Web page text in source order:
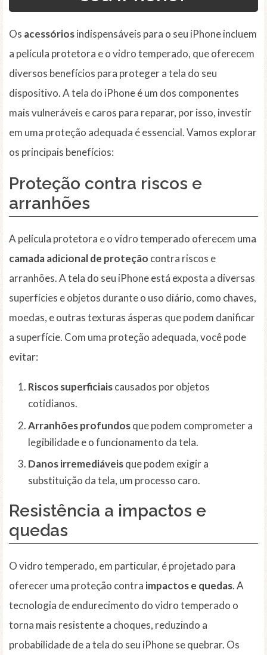
Os acessóriosindispensáveis para o seu iPhone incluem
a película protetora e o vidro temperado, que oferecem
diversos benefícios para proteger a tela do seu
dispositivo. A tela do iPhone é um dos componentes
mais vulneráveis e caros para reparar, por isso, investir
em uma proteção adequada é essencial. Vamos explorar
os principais benefícios:
Proteção contra riscos e
arranhões
A película protetora e o vidro temperado oferecem uma
camada adicional de proteção contra riscos e
arranhões. A tela do seu iPhone está exposta a diversas
superfícies e objetos durante o uso diário, como chaves,
moedas, e outras texturas ásperas que podem danificar
a superfície. Com uma proteção adequada, você pode
evitar:
Riscos superficiaiscausados por objetos
cotidianos.
Arranhões profundosque podem comprometer a
legibilidade e o funcionamento da tela.
Danos irremediáveisque podem exigir a
substituição da tela, um processo caro.
Resistência a impactos e
quedas
O vidro temperado, em particular, é projetado para
oferecer uma proteção contra impactos e quedas. A
tecnologia de endurecimento do vidro temperado o
torna mais resistente a choques, reduzindo a
probabilidade de a tela do seu iPhone se quebrar. Os